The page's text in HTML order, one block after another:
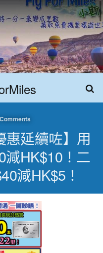
惠延續咗】用
減HK$10！二
減HK$5！